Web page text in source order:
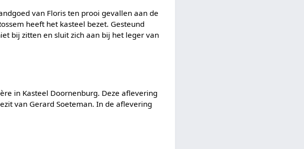
van Floris ten prooi gevallen aan de
heeft het kasteel bezet. Gesteund
bij zitten en sluit zich aan bij het leger van
in Kasteel Doornenburg. Deze aflevering
van Gerard Soeteman. In de aflevering